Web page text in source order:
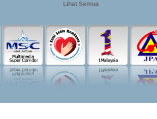
Lihat Semua